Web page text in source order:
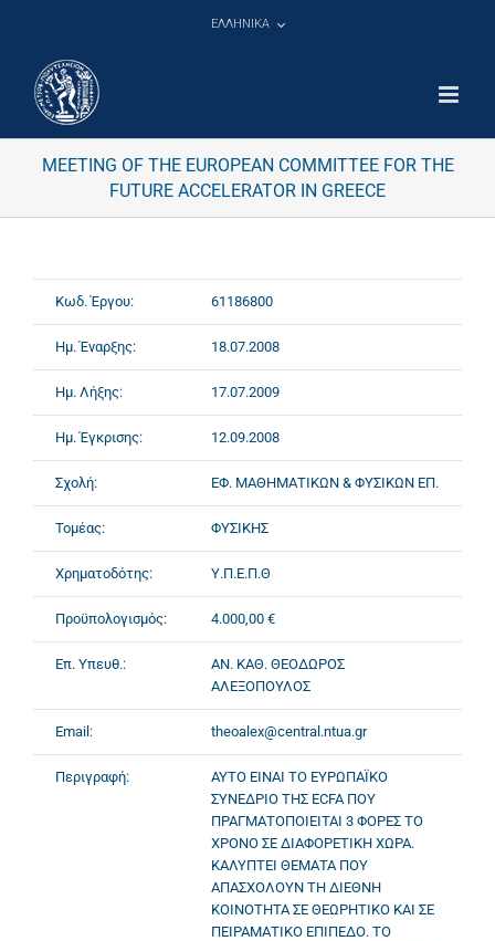
ΕΛΛΗΝΙΚΑ
MEETING OF THE EUROPEAN COMMITTEE FOR THE
FUTURE ACCELERATOR IN GREECE
Κωδ. Έργου: 61186800
Ημ. Έναρξης: 18.07.2008
Ημ. Λήξης: 17.07.2009
Ημ. Έγκρισης: 12.09.2008
Σχολή: ΕΦ. ΜΑΘΗΜΑΤΙΚΩΝ & ΦΥΣΙΚΩΝ ΕΠ.
Τομέας: ΦΥΣΙΚΗΣ
Χρηματοδότης: Υ.Π.Ε.Π.Θ
Προϋπολογισμός: 4.000,00 €
Επ. Υπευθ.:
ΑΝ. ΚΑΘ. ΘΕΟΔΩΡΟΣ
ΑΛΕΞΟΠΟΥΛΟΣ
Email: theoalex@central.ntua.gr
Περιγραφή:
ΑΥΤΟ ΕΙΝΑΙ ΤΟ ΕΥΡΩΠΑΪΚΟ
ΣΥΝΕΔΡΙΟ ΤΗΣ ECFA ΠΟΥ
ΠΡΑΓΜΑΤΟΠΟΙΕΙΤΑΙ 3 ΦΟΡΕΣ ΤΟ
ΧΡΟΝΟ ΣΕ ΔΙΑΦΟΡΕΤΙΚΗ ΧΩΡΑ.
ΚΑΛΥΠΤΕΙ ΘΕΜΑΤΑ ΠΟΥ
ΑΠΑΣΧΟΛΟΥΝ ΤΗ ΔΙΕΘΝΗ
ΚΟΙΝΟΤΗΤΑ ΣΕ ΘΕΩΡΗΤΙΚΟ ΚΑΙ ΣΕ
ΠΕΙΡΑΜΑΤΙΚΟ ΕΠΙΠΕΔΟ. ΤΟ